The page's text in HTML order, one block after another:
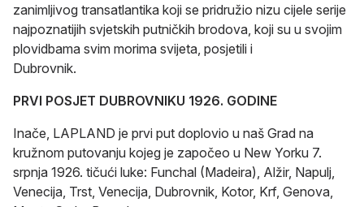
zanimljivog transatlantika koji se pridružio nizu cijele serije
najpoznatijih svjetskih putničkih brodova, koji su u svojim
plovidbama svim morima svijeta, posjetili i
Dubrovnik.
PRVI POSJET DUBROVNIKU 1926. GODINE
Inače, LAPLAND je prvi put doplovio u naš Grad na
kružnom putovanju kojeg je započeo u New Yorku 7.
srpnja 1926. tičući luke: Funchal (Madeira), Alžir, Napulj,
Venecija, Trst, Venecija, Dubrovnik, Kotor, Krf, Genova,